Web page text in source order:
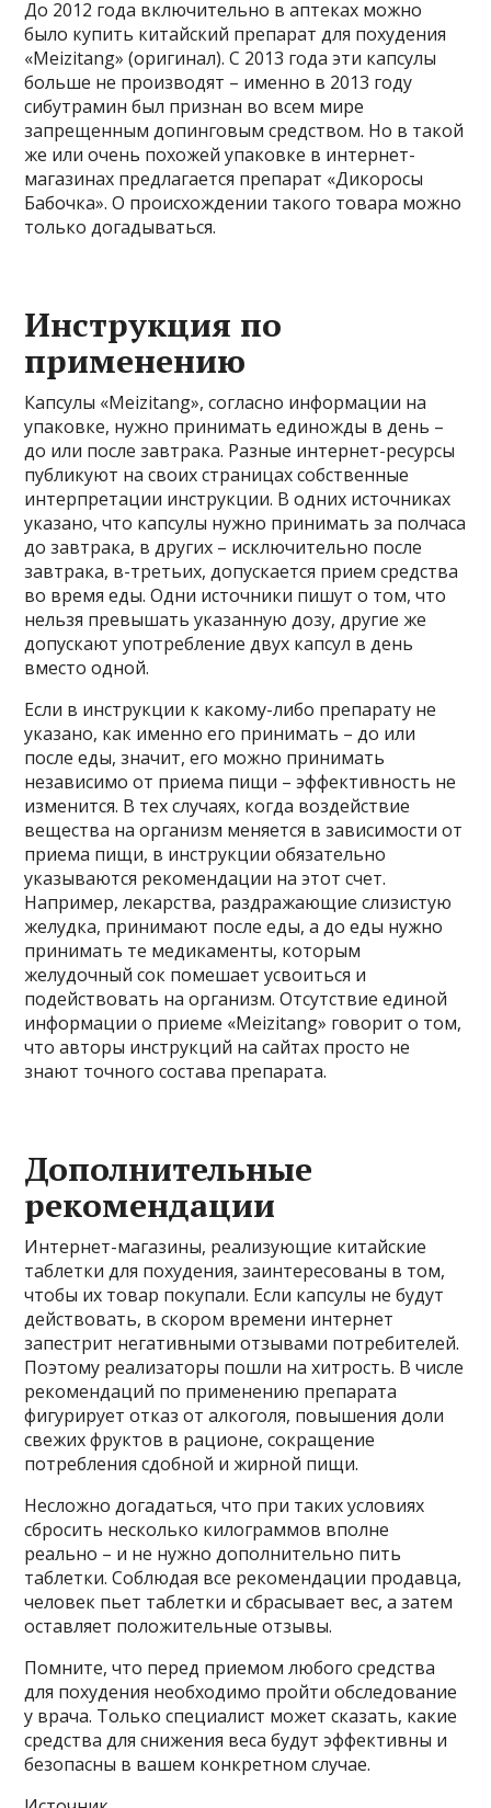
До 2012 года включительно в аптеках можно
было купить китайский препарат для похудения
«Meizitang» (оригинал). С 2013 года эти капсулы
больше не производят – именно в 2013 году
сибутрамин был признан во всем мире
запрещенным допинговым средством. Но в такой
же или очень похожей упаковке в интернет-
магазинах предлагается препарат «Дикоросы
Бабочка». О происхождении такого товара можно
только догадываться.
Инструкция по
применению
Капсулы «Meizitang», согласно информации на
упаковке, нужно принимать единожды в день –
до или после завтрака. Разные интернет-ресурсы
публикуют на своих страницах собственные
интерпретации инструкции. В одних источниках
указано, что капсулы нужно принимать за полчаса
до завтрака, в других – исключительно после
завтрака, в-третьих, допускается прием средства
во время еды. Одни источники пишут о том, что
нельзя превышать указанную дозу, другие же
допускают употребление двух капсул в день
вместо одной.
Если в инструкции к какому-либо препарату не
указано, как именно его принимать – до или
после еды, значит, его можно принимать
независимо от приема пищи – эффективность не
изменится. В тех случаях, когда воздействие
вещества на организм меняется в зависимости от
приема пищи, в инструкции обязательно
указываются рекомендации на этот счет.
Например, лекарства, раздражающие слизистую
желудка, принимают после еды, а до еды нужно
принимать те медикаменты, которым
желудочный сок помешает усвоиться и
подействовать на организм. Отсутствие единой
информации о приеме «Meizitang» говорит о том,
что авторы инструкций на сайтах просто не
знают точного состава препарата.
Дополнительные
рекомендации
Интернет-магазины, реализующие китайские
таблетки для похудения, заинтересованы в том,
чтобы их товар покупали. Если капсулы не будут
действовать, в скором времени интернет
запестрит негативными отзывами потребителей.
Поэтому реализаторы пошли на хитрость. В числе
рекомендаций по применению препарата
фигурирует отказ от алкоголя, повышения доли
свежих фруктов в рационе, сокращение
потребления сдобной и жирной пищи.
Несложно догадаться, что при таких условиях
сбросить несколько килограммов вполне
реально – и не нужно дополнительно пить
таблетки. Соблюдая все рекомендации продавца,
человек пьет таблетки и сбрасывает вес, а затем
оставляет положительные отзывы.
Помните, что перед приемом любого средства
для похудения необходимо пройти обследование
у врача. Только специалист может сказать, какие
средства для снижения веса будут эффективны и
безопасны в вашем конкретном случае.